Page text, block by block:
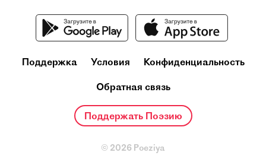
Поддержка Условия Конфиденциальность
Обратная связь
Поддержать Поэзию
© 2026 Poeziya